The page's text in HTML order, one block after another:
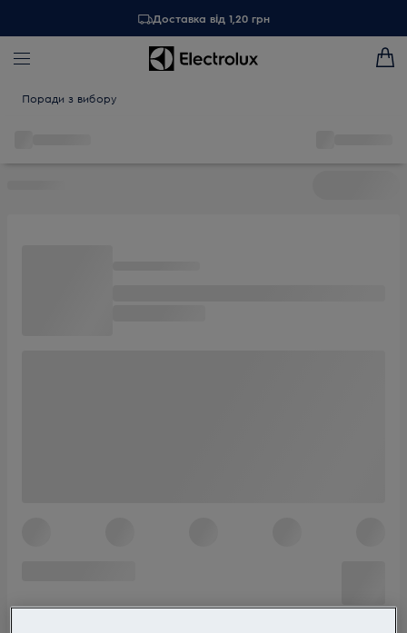
Доставка від 1,20 грн
Поради з вибору